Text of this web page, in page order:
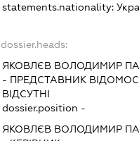
statements.nationality:
dossier.heads:
ЯКОВЛЄВ ВОЛОДИМИР
- ПРЕДСТАВНИК
ВІДСУТНІ
dossier.position -
ЯКОВЛЄВ ВОЛОДИМИР